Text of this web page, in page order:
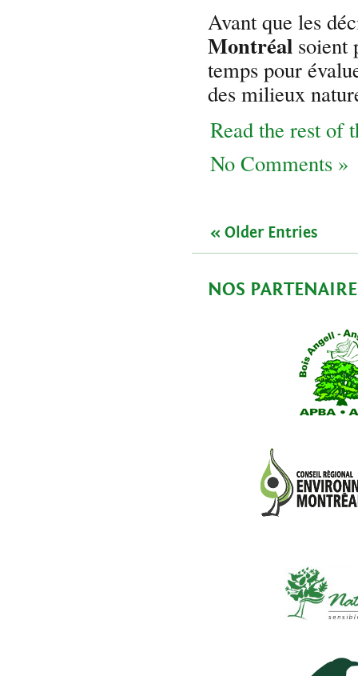
Avant que les
Montréal soient
temps pour
des milieux
Read the rest of
No Comments »
« Older Entries
NOS